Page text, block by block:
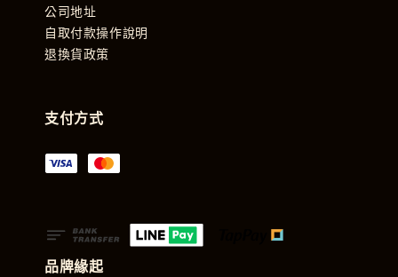
公司地址
自取付款操作說明
退換貨政策
支付方式
品牌緣起